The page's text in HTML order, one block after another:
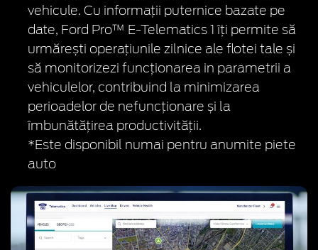
vehicule. Cu informații puternice bazate pe
date, Ford Pro™ E-Telematics 1 îți permite să
urmărești operațiunile zilnice ale flotei tale și
să monitorizezi funcționarea in parametrii a
vehiculelor, contribuind la minimizarea
perioadelor de nefuncționare și la
îmbunătățirea productivității.
*Este disponibil numai pentru anumite piete
auto